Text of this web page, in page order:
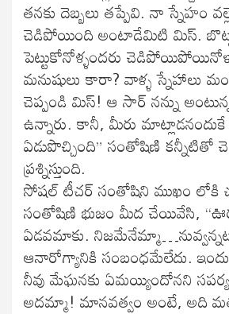
తనకు దెబ్బలు తప్పేవి. నా స్నేహం
చెడిపోయింది అంటాడేమిటి మిస్.
పెట్టుకోనోళ్ళందరు
మనుషులు కారా? వాళ్ళ స్నేహాలు
చెప్పండి మిస్! ఆ సార్ నన్ను
ఉన్నారు. కానీ, మీరు
ఏడుపొచ్చింది” సంతోషిణి కన్నీటితో
ప్రశ్నిస్తుంది.
సోషల్ టీచర్ సంతోషిని ముఖం లోకి
సంతోషిణి భుజం మీద చేయివేసి,
ఏడవమాకు.
ఆనారోగ్యానికి సంబంధమేలేదు.
నీవు మేఘనకు ఏమయ్యిందోనని
అదమ్మా! మానవత్వం అంటే, అది